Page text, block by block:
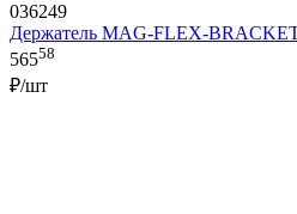
036249
Держатель MAG-FLEX-
56558
₽/шт